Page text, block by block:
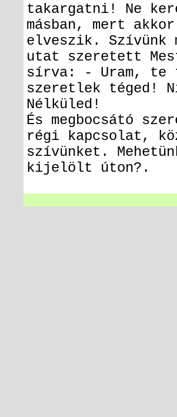
takargatni! Ne
másban, mert
elveszik. Szívünk
utat szeretett
sírva: - Uram, te
szeretlek téged!
Nélküled!
És megbocsátó
régi kapcsolat,
szívünket.
kijelölt úton?.